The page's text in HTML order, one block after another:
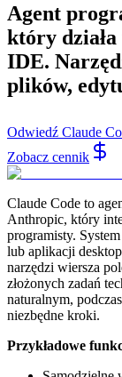
Agent
który
IDE.
plików,
Odwiedź Claude
Zobacz cennik
Claude Code to
Anthropic, który
programisty.
lub aplikacji
narzędzi wiersza
złożonych zadań
naturalnym,
niezbędne kroki.
Przykładowe